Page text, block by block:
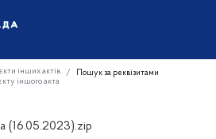
інших актів
Пошук за реквізитами
іншого акта
(16.05.2023).zip